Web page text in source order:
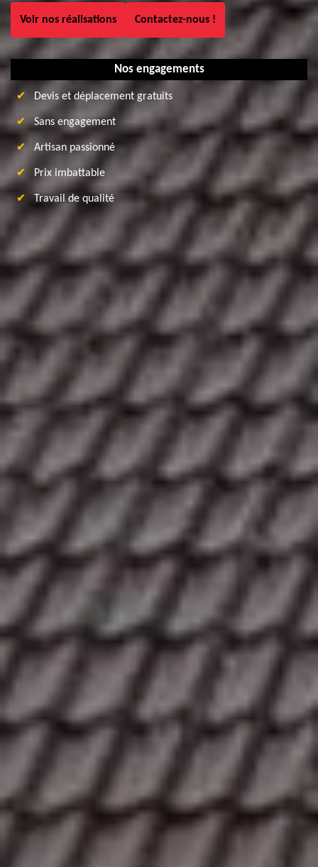
Voir nos réalisations Contactez-nous !
Nos engagements
Devis et déplacement gratuits
Sans engagement
Artisan passionné
Prix imbattable
Travail de qualité